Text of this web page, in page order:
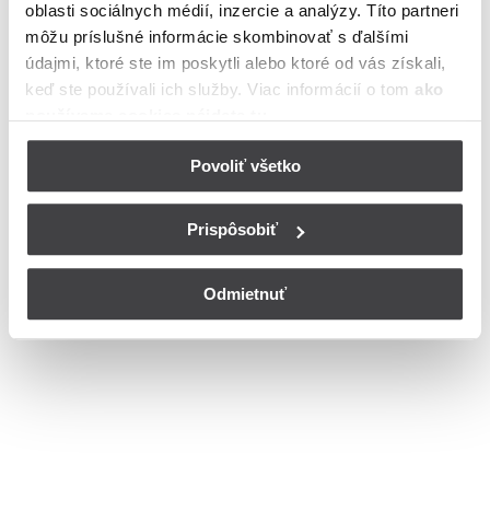
oblasti sociálnych médií, inzercie a analýzy. Títo partneri
môžu príslušné informácie skombinovať s ďalšími
údajmi, ktoré ste im poskytli alebo ktoré od vás získali,
keď ste používali ich služby. Viac informácií o tom ako
Povoliť všetko
Prispôsobiť
Odmietnuť
Zoznam čísiel domov/vchodov na ulici Diel v meste
Kokava nad Rimavicou
Bohužiaľ, nedisponujeme zoznamom dostupných čísiel vchodov na
ulici Diel v meste Kokava nad Rimavicou.
© Copyright 2026 Nastavenia cookies